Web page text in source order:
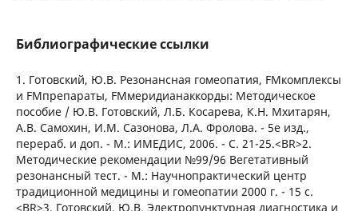
Библиографические ссылки
1. Готовский, Ю.В. Резонансная гомеопатия, FMкомплексы
и FMпрепараты, FMмеридианаккорды: Методическое
пособие / Ю.В. Готовский, Л.Б. Косарева, К.Н. Мхитарян,
А.В. Самохин, И.М. Сазонова, Л.А. Фролова. - 5е изд.,
перераб. и доп. - М.: ИМЕДИС, 2006. - С. 21-25.<BR>2.
Методические рекомендации №99/96 Вегетативный
резонансный тест. - М.: Научнопрактический центр
традиционной медицины и гомеопатии 2000 г. - 15 с.
<BR>3. Готовский, Ю.В. Электропунктурная диагностика и